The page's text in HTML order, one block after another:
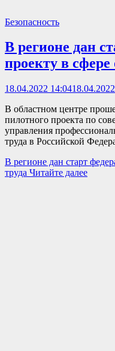
Безопасность
В регионе дан
проекту в
18.04.2022 14:04
В областном центре
пилотного проекта по
управления
труда в Российской
В регионе дан старт
труда Читайте далее